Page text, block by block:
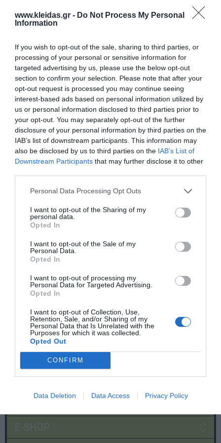
www.kleidas.gr - Do Not Process My Personal
Information
If you wish to opt-out of the sale, sharing to third parties, or
processing of your personal or sensitive information for
targeted advertising by us, please use the below opt-out
section to confirm your selection. Please note that after your
opt-out request is processed you may continue seeing
interest-based ads based on personal information utilized by
us or personal information disclosed to third parties prior to
your opt-out. You may separately opt-out of the further
disclosure of your personal information by third parties on the
IAB’s list of downstream participants. This information may
also be disclosed by us to third parties on the IAB’s List of
Downstream Participants that may further disclose it to other
Personal Data Processing Opt Outs
I want to opt-out of the Sharing of my
personal data.
Opted In
I want to opt-out of the Sale of my
Personal Data.
Opted In
I want to opt-out of processing my
Personal Data for Targeted Advertising.
Opted In
I want to opt-out of Collection, Use,
Retention, Sale, and/or Sharing of my
Personal Data that Is Unrelated with the
Purposes for which it was collected.
Opted Out
CONFIRM
Data Deletion Data Access Privacy Policy
Επιλογές
Ενημερωτικό δελτίο:
Ο κωδικός πρόσβασης
Επιβεβαίωση κωδικού:
E-SHOP